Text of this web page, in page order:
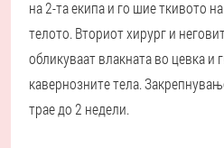
на 2-та екипа и го шие ткивото
телото. Вториот хирург и
обликуваат влакната во цевка и
кавернозните тела.
трае до 2 недели.